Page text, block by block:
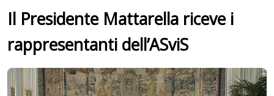
Il Presidente Mattarella riceve i
rappresentanti dell’ASviS